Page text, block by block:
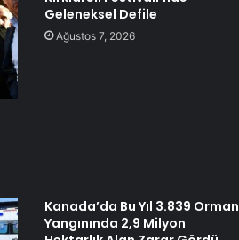
Geleneksel Defile
Ağustos 7, 2026
Kanada’da Bu Yıl 3.839 Orman
Yangınında 2,9 Milyon